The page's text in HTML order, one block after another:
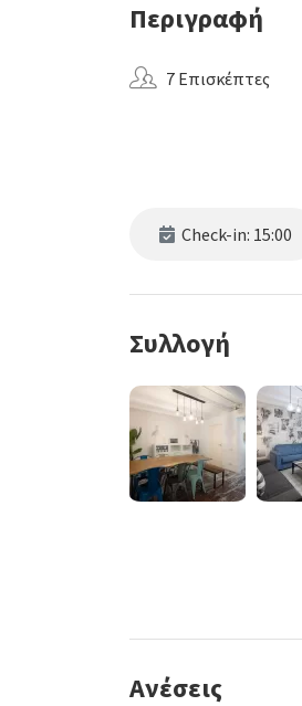
Περιγραφή
7 Επισκέπτες
Check-in: 15:00
Συλλογή
Ανέσεις